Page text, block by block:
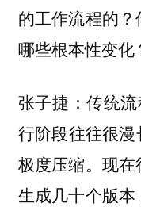
的工作流程的
哪些根本性变化
张子捷 ：传统
行阶段往往很
极度压缩。现
生成几十个版